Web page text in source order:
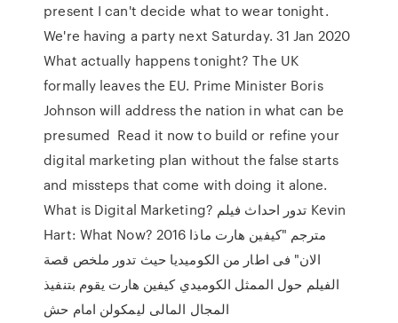
present I can't decide what to wear tonight.
We're having a party next Saturday. 31 Jan 2020
What actually happens tonight? The UK
formally leaves the EU. Prime Minister Boris
Johnson will address the nation in what can be
presumed Read it now to build or refine your
digital marketing plan without the false starts
and missteps that come with doing it alone.
What is Digital Marketing? تدور احداث فيلم Kevin
Hart: What Now? 2016 مترجم "كيفين هارت ماذا
الان" فى اطار من الكوميديا حيث تدور ملخص قصة
الفيلم حول الممثل الكوميدي كيفين هارت يقوم بتنفيذ
المجال المالى ليمكولن امام حش